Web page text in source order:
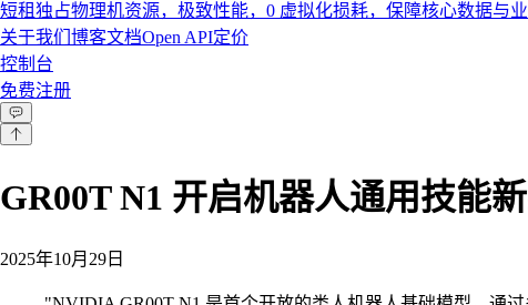
短租独占物理机资源，极致性能，0 虚拟化损耗，保障核心数据与
关于我们 博客文档Open API定价
控制台
免费注册
GR00T N1 开启机器人通用技能
2025年10月29日